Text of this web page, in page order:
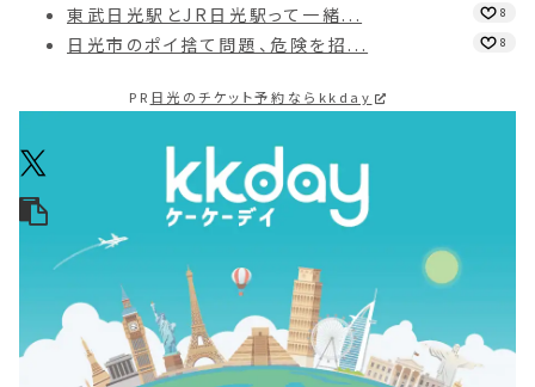
東武日光駅とJR日光駅って一緒... 8
日光市のポイ捨て問題、危険を招... 8
PR 日光のチケット予約ならkkday